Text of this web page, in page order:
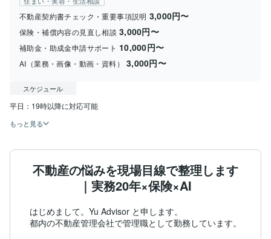
不動産契約書チェック・重要事項説明 3,000円〜
保険・補償内容の見直し相談 3,000円〜
補助金・助成金申請サポート 10,000円〜
AI（業務・画像・動画・資料） 3,000円〜
スケジュール
平日：19時以降に対応可能
もっと見る
不動産の悩みを現場目線で整理します
｜実務20年×保険×AI
はじめまして。Yu Advisor と申します。
都内の不動産管理会社で管理職として勤務しています。